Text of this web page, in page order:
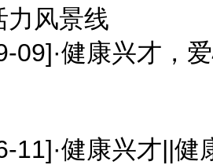
力风景线
09]·健康兴才，
11]·健康兴才||健